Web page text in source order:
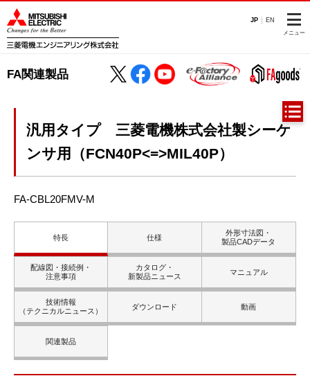
JP EN
メニュー
FA関連製品
汎用タイプ 三菱電機株式会社製シーケ
ンサ用（FCN40P<=>MIL40P）
FA-CBL20FMV-M
特長 仕様
外形寸法図・
製品CADデータ
配線図・接続例・
注意事項
カタログ・
新製品ニュース
マニュアル
技術情報
（テクニカルニュース）
ダウンロード 動画
関連製品